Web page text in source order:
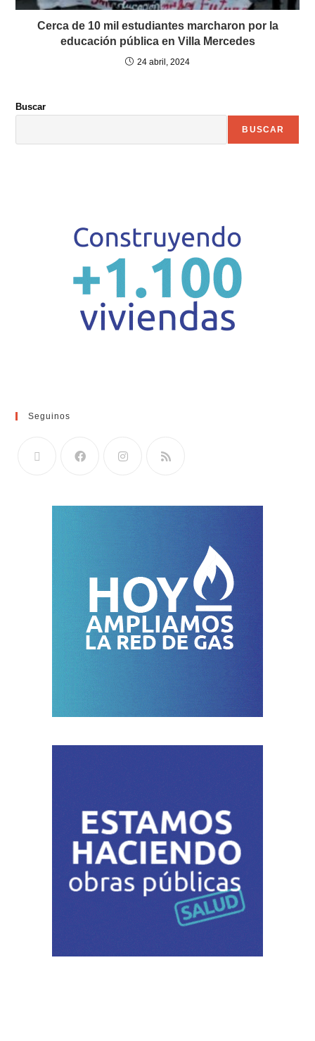
Cerca de 10 mil estudiantes marcharon por la
educación pública en Villa Mercedes
24 abril, 2024
Buscar
BUSCAR
Seguinos